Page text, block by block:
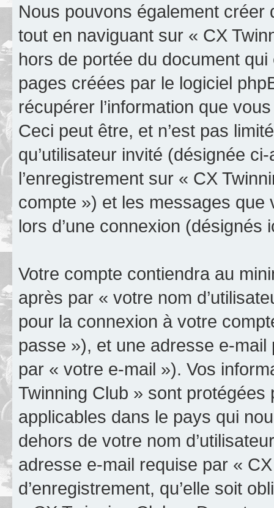
Nous pouvons également
tout en naviguant sur « CX
hors de portée du document
pages créées par le logiciel
récupérer l’information que
Ceci peut être, et n’est pas
qu’utilisateur invité (désignée
l’enregistrement sur « CX
compte ») et les messages que
lors d’une connexion
Votre compte contiendra au
après par « votre nom
pour la connexion à votre
passe »), et une adresse e-
par « votre e-mail »). Vos
Twinning Club » sont
applicables dans le pays qui
dehors de votre nom
adresse e-mail requise par «
d’enregistrement, qu’elle soit